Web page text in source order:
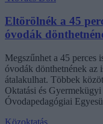
Eltörölnék a 45
óvodák
Megszűnhet a 45 perces
óvodák dönthetnének az
átalakulhat. Többek
Oktatási és
Óvodapedagógiai
Közoktatás